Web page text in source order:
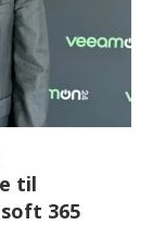
til
365